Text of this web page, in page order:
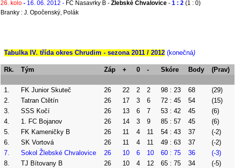
26. kolo - 16. 06. 2012 - FC Nasavrky B - Žlebské Chvalovice - 1 : 2 (1 : 0)
Branky : J. Opočenský, Polák
Tabulka IV. třída okres Chrudim - sezona 2011 / 2012 (konečná)
Rk. Tým Záp + 0 - Skóre Body (Prav)
1. FK Junior Skuteč 26 22 2 2 98 : 23 68
(29)
2.
Tatran Ctětín 26 17 3 6 72 : 45 54
(15)
3.
SSS Kočí 26 13 6 7 53 : 42 45
(6)
4.
1. FC Bojanov 26 14 3 9 85 : 57 45
(6)
5.
FK Kameničky B 26 11 4 11 54 : 43 37
(-2)
6.
SK Vortová 26 11 4 11 49 : 63 37
(-2)
7.
Sokol Žlebské Chvalovice 26 10 6 10 60 : 75 36
(-3)
8.
TJ Bítovany B 26 10 4 12 65 : 75 34
(-5)